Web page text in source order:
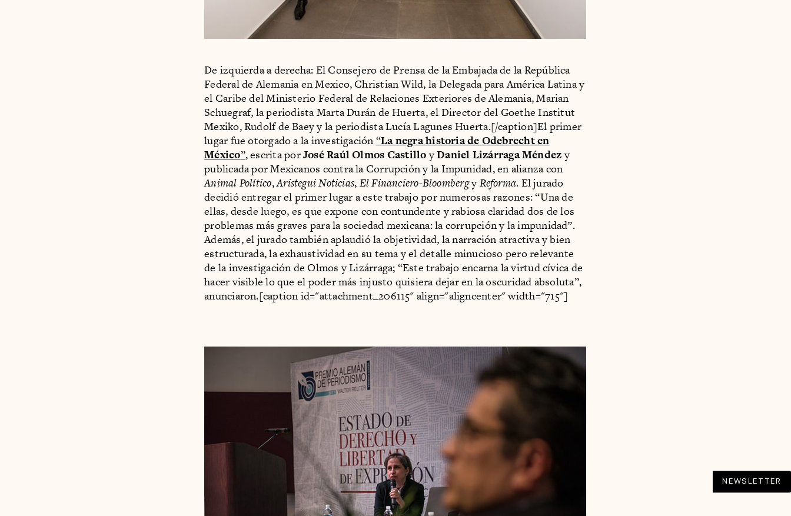
De izquierda a derecha: El Consejero de Prensa de la Embajada de la República
Federal de Alemania en Mexico, Christian Wild, la Delegada para América Latina y
el Caribe del Ministerio Federal de Relaciones Exteriores de Alemania, Marian
Schuegraf, la periodista Marta Durán de Huerta, el Director del Goethe Institut
Mexiko, Rudolf de Baey y la periodista Lucía Lagunes Huerta.[/caption]El primer
lugar fue otorgado a la investigación “La negra historia de Odebrecht en
México”, escrita porJosé Raúl Olmos CastilloyDaniel Lizárraga Méndezy
publicada por Mexicanos contra la Corrupción y la Impunidad, en alianza con
Animal Político,Aristegui Noticias, El Financiero-Bloombergy Reforma. El jurado
decidió entregar el primer lugar a este trabajo por numerosas razones: “Una de
ellas, desde luego, es que expone con contundente y rabiosa claridad dos de los
problemas más graves para la sociedad mexicana: la corrupción y la impunidad”.
Además, el jurado también aplaudió la objetividad, la narración atractiva y bien
estructurada, la exhaustividad en su tema y el detalle minucioso pero relevante
de la investigación de Olmos y Lizárraga; “Este trabajo encarna la virtud cívica de
hacer visible lo que el poder más injusto quisiera dejar en la oscuridad absoluta”,
anunciaron.[caption id="attachment_206115" align="aligncenter" width="715"]
NEWSLETTER